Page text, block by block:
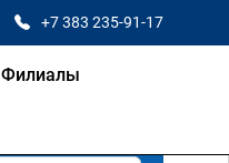
+7 383 235-91-17
Филиалы